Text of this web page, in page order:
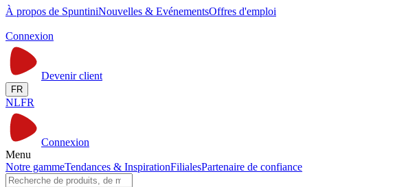
À propos de SpuntiniNouvelles & EvénementsOffres d'emploi
Connexion
Devenir client
FR
NLFR
Connexion
Menu
Notre gammeTendances & InspirationFilialesPartenaire de confiance